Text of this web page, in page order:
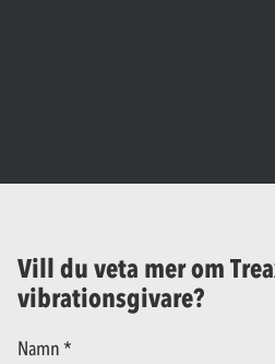
Vill du veta mer om
vibrationsgivare?
Namn